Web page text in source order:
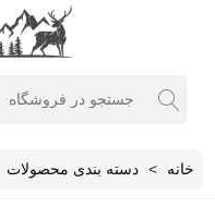
خانه > دسته بندی محصولات